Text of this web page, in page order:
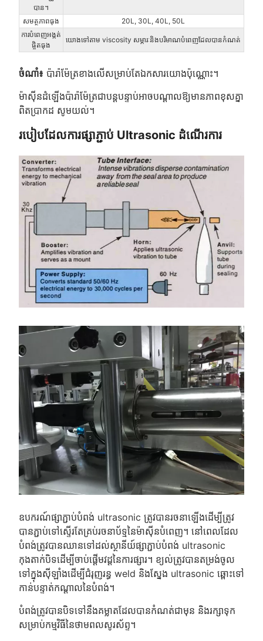
បាន។
សមត្ថភាពធុង
20L, 30L, 40L, 50L
ការបំពេញអង្កត់
ផ្ចិតធុង
យោងទៅតាម viscosity សម្ភារៈនិងបរិមាណបំពេញដែលបានកំណត់
ចំណាំ៖ ប៉ារ៉ាម៉ែត្រខាងលើសម្រាប់តែឯកសារយោងប៉ុណ្ណោះ។
ម៉ាស៊ីនដំឡើងប៉ារ៉ាម៉ែត្រជាបន្តបន្ទាប់អាចបណ្តាលឱ្យមានភាពខុសគ្នា
ពិតប្រាកដ សូមយល់។
របៀបដែលការផ្សាភ្ជាប់ Ultrasonic ដំណើរការ
ឧបករណ៍ផ្សាភ្ជាប់បំពង់ ultrasonic ត្រូវបានរចនាឡើងដើម្បីត្រូវ
បានភ្ជាប់ទៅស្ទើរតែគ្រប់រចនាប័ទ្មនៃម៉ាស៊ីនបំពេញ។ នៅពេលដែល
បំពង់ត្រូវបានឈានទៅដល់ស្ថានីយ៍ផ្សាភ្ជាប់បំពង់ ultrasonic
កុងតាក់បិទដើម្បីចាប់ផ្តើមវដ្តនៃការផ្សារ។ ខ្យល់​ត្រូវ​បាន​តម្រង់​ចូល​
ទៅ​ក្នុង​ស៊ីឡាំង​ដើម្បី​ជំរុញ​រន្ធ weld និង​ស្នែង ultrasonic ឆ្ពោះ​ទៅ​
កាន់​បន្ទាត់​កណ្តាល​នៃ​បំពង់​។
បំពង់ត្រូវបានបិទទៅនឹងគម្លាតដែលបានកំណត់ជាមុន និងរក្សាទុក
សម្រាប់កម្មវិធីនៃថាមពលសូរស័ព្ទ។